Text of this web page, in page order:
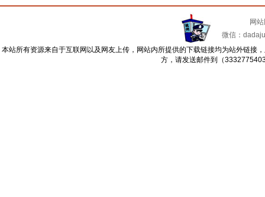
网
微信：
本站所有资源来自于互联网以及网友上传，网站内所提供的下载链接均为站外链接
方，请发送邮件到（